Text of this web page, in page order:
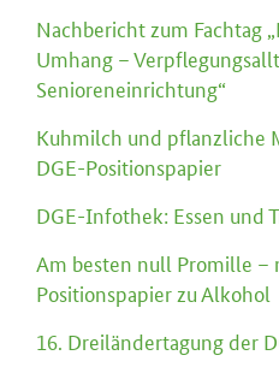
Nachbericht zum Fachtag
Umhang –
Senioreneinrichtung“
Kuhmilch und pflanzliche
DGE-Positionspapier
DGE-Infothek: Essen und
Am besten null Promille –
Positionspapier zu Alkohol
16. Dreiländertagung der